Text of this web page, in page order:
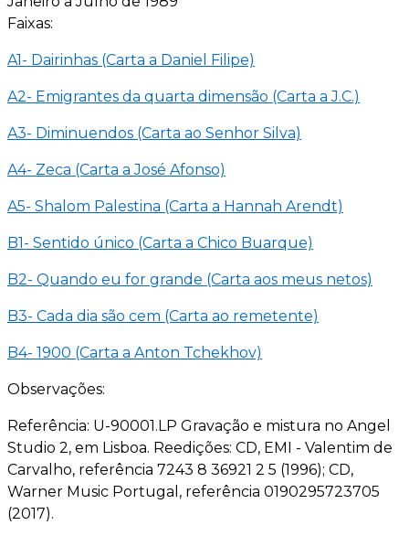
Faixas:
A1- Dairinhas (Carta a Daniel Filipe)
A2- Emigrantes da quarta dimensão (Carta a J.C.)
A3- Diminuendos (Carta ao Senhor Silva)
A4- Zeca (Carta a José Afonso)
A5- Shalom Palestina (Carta a Hannah Arendt)
B1- Sentido único (Carta a Chico Buarque)
B2- Quando eu for grande (Carta aos meus netos)
B3- Cada dia são cem (Carta ao remetente)
B4- 1900 (Carta a Anton Tchekhov)
Observações:
Referência: U-90001.LP Gravação e mistura no Angel
Studio 2, em Lisboa. Reedições: CD, EMI - Valentim de
Carvalho, referência 7243 8 36921 2 5 (1996); CD,
Warner Music Portugal, referência 0190295723705
(2017).